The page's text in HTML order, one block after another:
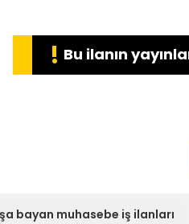
! Bu ilanın
bayan muhasebe iş ilanları